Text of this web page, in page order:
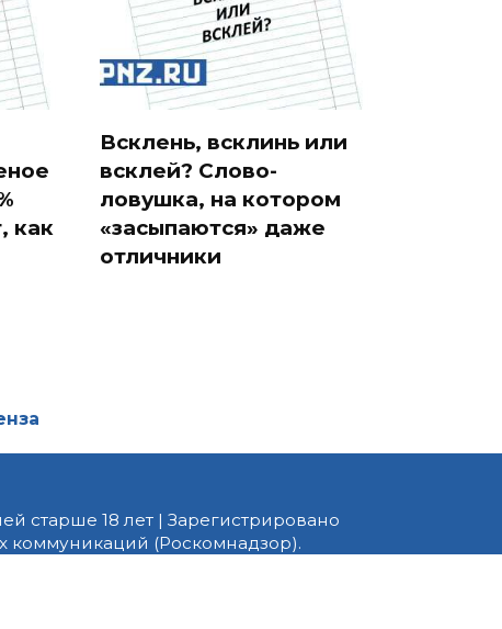
как
Всклень, всклинь или
всклей? Слово-
ловушка, на котором
«засыпаются» даже
отличники
старше 18 лет | Зарегистрировано
коммуникаций (Роскомнадзор).